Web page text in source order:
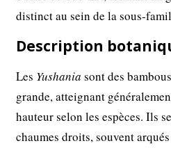
distinct au sein de la sous-
Description
Les Yushania sont des
grande, atteignant
hauteur selon les espèces. Ils
chaumes droits, souvent